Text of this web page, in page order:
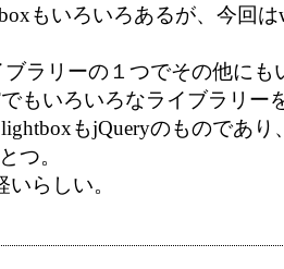
もいろいろあるが、今回
ブラリーの１つでその他にも
もいろいろなライブラリー
もjQueryのものであり
つ。
らしい。